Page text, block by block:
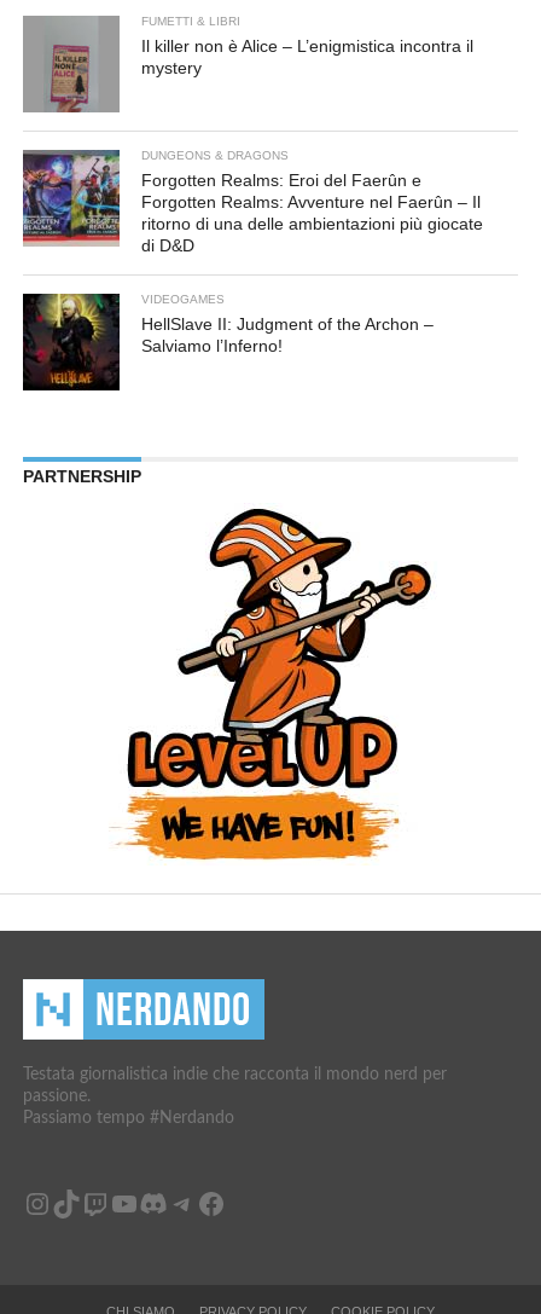
FUMETTI & LIBRI
Il killer non è Alice – L’enigmistica incontra il
mystery
DUNGEONS & DRAGONS
Forgotten Realms: Eroi del Faerûn e
Forgotten Realms: Avventure nel Faerûn – Il
ritorno di una delle ambientazioni più giocate
di D&D
VIDEOGAMES
HellSlave II: Judgment of the Archon –
Salviamo l’Inferno!
PARTNERSHIP
Testata giornalistica indie che racconta il mondo nerd per
passione.
Passiamo tempo #Nerdando
Instagram
TikTok
Twitch
YouTube
Discord
Telegram
Facebook
CHI SIAMO PRIVACY POLICY COOKIE POLICY